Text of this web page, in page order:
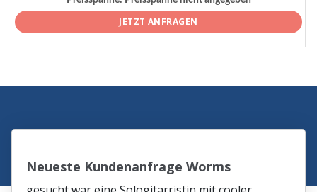
JETZT ANFRAGEN
Neueste Kundenanfrage Worms